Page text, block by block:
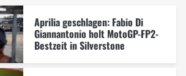
Aprilia geschlagen: Fabio Di
Giannantonio holt MotoGP-FP2-
Bestzeit in Silverstone